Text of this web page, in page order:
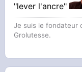
"lever l'ancre"
Je suis le fondateur
Grolutesse.